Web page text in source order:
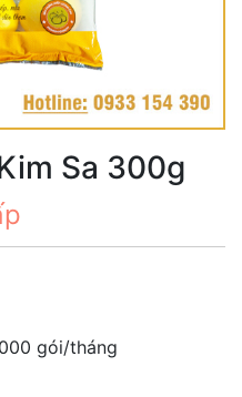
Sa 300g
gói/tháng